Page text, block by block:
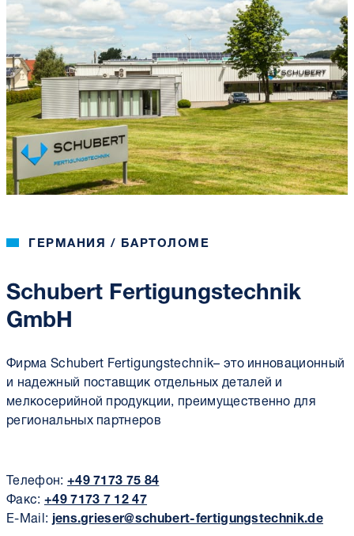
ГЕРМАНИЯ / БАРТОЛОМЕ
Schubert Fertigungstechnik
GmbH
Фирма Schubert Fertigungstechnik– это инновационный
и надежный поставщик отдельных деталей и
мелкосерийной продукции, преимущественно для
региональных партнеров
Телефон:+49 7173 75 84
Факс:+49 7173 7 12 47
E-Mail: jens.grieser@schubert-fertigungstechnik.de